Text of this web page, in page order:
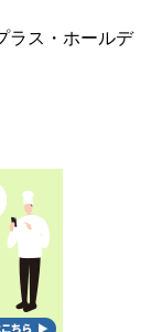
ラス・ホールデ